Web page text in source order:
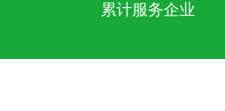
累计服务企业